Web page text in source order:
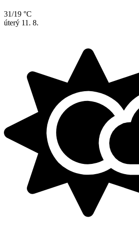
31/19 °C
úterý 11. 8.